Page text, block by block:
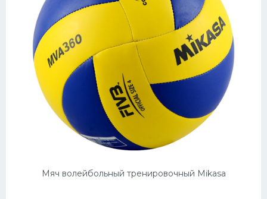
Мяч волейбольный тренировочный Mikasa